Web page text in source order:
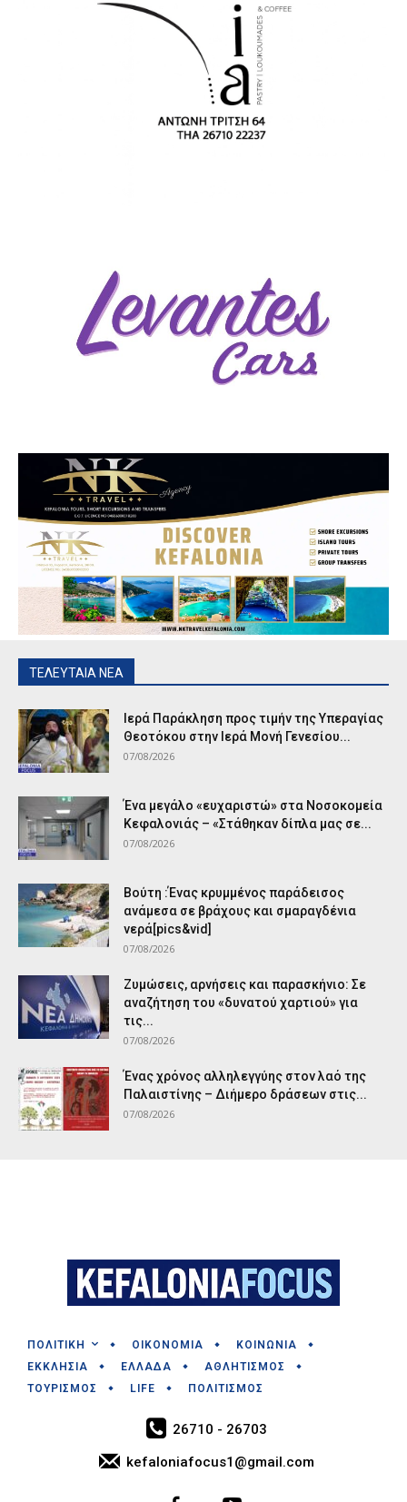
ΤΕΛΕΥΤΑΙΑ ΝΕΑ
Ιερά Παράκληση προς τιμήν της Υπεραγίας
Θεοτόκου στην Ιερά Μονή Γενεσίου...
07/08/2026
Ένα μεγάλο «ευχαριστώ» στα Νοσοκομεία
Κεφαλονιάς – «Στάθηκαν δίπλα μας σε...
07/08/2026
Βούτη :Ένας κρυμμένος παράδεισος
ανάμεσα σε βράχους και σμαραγδένια
νερά[pics&vid]
07/08/2026
Ζυμώσεις, αρνήσεις και παρασκήνιο: Σε
αναζήτηση του «δυνατού χαρτιού» για
τις...
07/08/2026
Ένας χρόνος αλληλεγγύης στον λαό της
Παλαιστίνης – Διήμερο δράσεων στις...
07/08/2026
ΠΟΛΙΤΙΚΗ ΟΙΚΟΝΟΜΙΑ
ΚΟΙΝΩΝΙΑ
ΕΚΚΛΗΣΙΑ
ΕΛΛΑΔΑ
ΑΘΛΗΤΙΣΜΟΣ
ΤΟΥΡΙΣΜΟΣ
LIFE ΠΟΛΙΤΙΣΜΟΣ
26710 - 26703
kefaloniafocus1@gmail.com